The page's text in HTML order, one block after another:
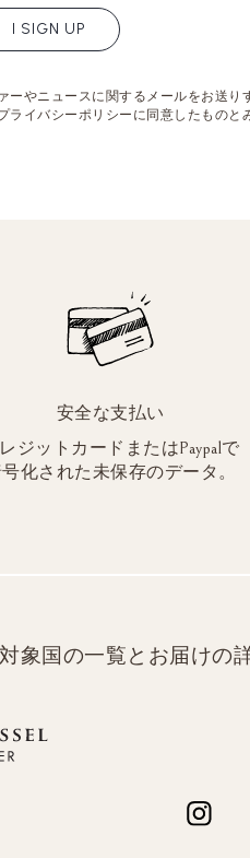
ーやニュースに関するメールをお送り
ライバシーポリシーに同意したものと
I SIGN UP
安全な支払い
ジットカードまたはPaypalで
化された未保存のデータ。
象国の一覧とお届けの